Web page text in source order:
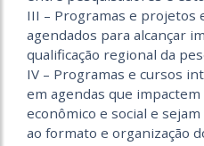
III – Programas e projetos
agendados para alcançar
qualificação regional da
IV – Programas e cursos
em agendas que
econômico e social e
ao formato e organização